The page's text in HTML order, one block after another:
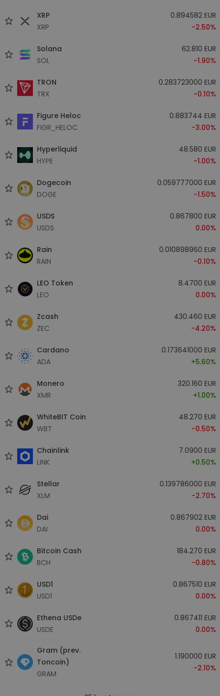
XRP
XRP
0.894582 EUR
-2.50%
Solana
SOL
62.810 EUR
-1.90%
TRON
TRX
0.283723000 EUR
-0.10%
Figure Heloc
FIGR_HELOC
0.883744 EUR
-3.00%
Hyperliquid
HYPE
48.580 EUR
-1.00%
Dogecoin
DOGE
0.059777000 EUR
-1.50%
USDS
USDS
0.867800 EUR
0.00%
Rain
RAIN
0.010898960 EUR
-0.10%
LEO Token
LEO
8.4700 EUR
0.00%
Zcash
ZEC
430.460 EUR
-4.20%
Cardano
ADA
0.173641000 EUR
+5.60%
Monero
XMR
320.160 EUR
+1.00%
WhiteBIT Coin
WBT
48.270 EUR
-0.50%
Chainlink
LINK
7.0900 EUR
+0.50%
Stellar
XLM
0.139786000 EUR
-2.70%
Dai
DAI
0.867902 EUR
0.00%
Bitcoin Cash
BCH
184.270 EUR
-0.80%
USD1
USD1
0.867510 EUR
0.00%
Ethena USDe
USDE
0.867411 EUR
0.00%
Gram (prev.
Toncoin)
GRAM
1.190000 EUR
-2.10%